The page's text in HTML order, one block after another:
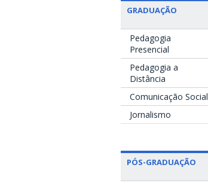
GRADUAÇÃO
Pedagogia
Presencial
Pedagogia a
Distância
Comunicação Social
Jornalismo
PÓS-GRADUAÇÃO